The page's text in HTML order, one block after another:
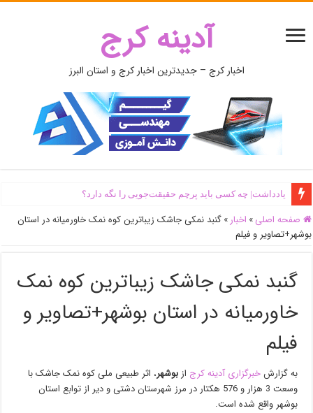
آدینه کرج
اخبار کرج – جدیدترین اخبار کرج و استان البرز
یادداشت| ‌چه کسی باید پرچم حقیقت‌جویی را نگه دارد؟
صفحه اصلی » اخبار » گنبد نمکی جاشک زیباترین کوه نمک خاورمیانه در استان
بوشهر+تصاویر و فیلم
گنبد نمکی جاشک زیباترین کوه نمک
خاورمیانه در استان بوشهر+تصاویر و
فیلم
به گزارشخبرگزاری آدینه کرج از بوشهر، اثر طبیعی ملی کوه نمک جاشک با
وسعت 3 هزار و 576 هکتار در مرز شهرستان دشتی و دیر از توابع استان
بوشهر واقع شده است.